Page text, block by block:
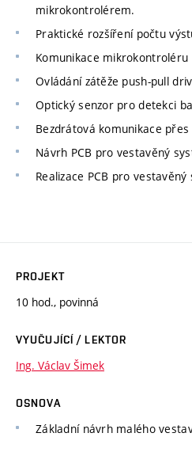
mikrokontrolérem.
Praktické rozšíření počtu
Komunikace
Ovládání zátěže push-pull
Optický senzor pro detekci
Bezdrátová komunikace
Návrh PCB pro vestavěný
Realizace PCB pro vestavěný
PROJEKT
10 hod., povinná
VYUČUJÍCÍ / LEKTOR
Ing. Václav Šimek
OSNOVA
Základní návrh malého